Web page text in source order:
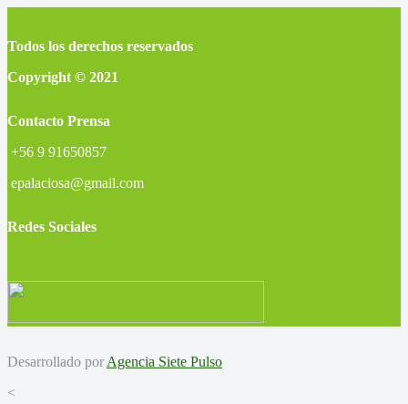
Todos los derechos reservados
Copyright © 2021
Contacto Prensa
+56 9 91650857
epalaciosa@gmail.com
Redes Sociales
Desarrollado por Agencia Siete Pulso
<